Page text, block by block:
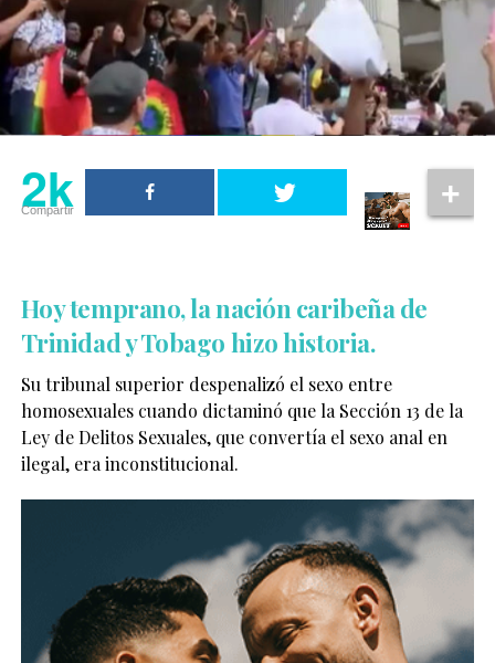
2k
Compartir
Hoy temprano, la nación caribeña de
Trinidad y Tobago hizo historia.
Su tribunal superior despenalizó el sexo entre
homosexuales cuando dictaminó que la Sección 13 de la
Ley de Delitos Sexuales, que convertía el sexo anal en
ilegal, era inconstitucional.